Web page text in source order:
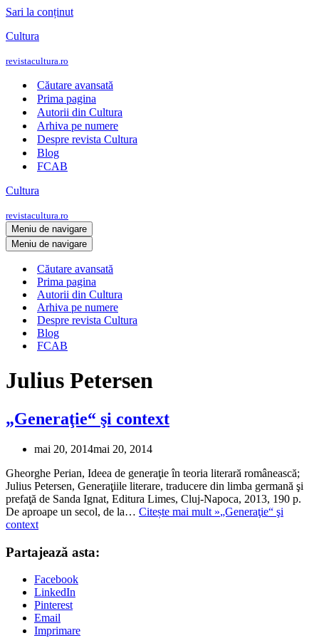
Sari la conținut
Cultura
revistacultura.ro
Căutare avansată
Prima pagina
Autorii din Cultura
Arhiva pe numere
Despre revista Cultura
Blog
FCAB
Cultura
revistacultura.ro
Meniu de navigare
Meniu de navigare
Căutare avansată
Prima pagina
Autorii din Cultura
Arhiva pe numere
Despre revista Cultura
Blog
FCAB
Julius Petersen
„Generaţie“ şi context
mai 20, 2014mai 20, 2014
Gheorghe Perian, Ideea de generaţie în teoria literară românească;
Julius Petersen, Generaţiile literare, traducere din limba germană şi
prefaţă de Sanda Ignat, Editura Limes, Cluj-Napoca, 2013, 190 p.
De aproape un secol, de la… Citește mai mult »„Generaţie“ şi
context
Partajează asta:
Facebook
LinkedIn
Pinterest
Email
Imprimare